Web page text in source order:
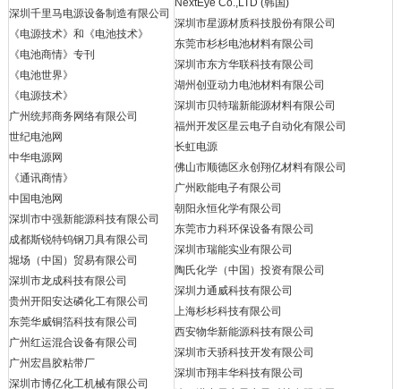
深圳千里马电源设备制造有限公司
《电源技术》和《电池技术》
《电池商情》专刊
《电池世界》
《电源技术》
广州统邦商务网络有限公司
世纪电池网
中华电源网
《通讯商情》
中国电池网
深圳市中强新能源科技有限公司
成都斯锐特钨钢刀具有限公司
堀场（中国）贸易有限公司
深圳市龙成科技有限公司
贵州开阳安达磷化工有限公司
东莞华威铜箔科技有限公司
广州红运混合设备有限公司
广州宏昌胶粘带厂
深圳市博亿化工机械有限公司
深圳市星源材质科技股份有限公司
东莞市杉杉电池材料有限公司
深圳市东方华联科技有限公司
湖州创亚动力电池材料有限公司
深圳市贝特瑞新能源材料有限公司
福州开发区星云电子自动化有限公司
长虹电源
佛山市顺德区永创翔亿材料有限公司
广州欧能电子有限公司
朝阳永恒化学有限公司
东莞市力科环保设备有限公司
深圳市瑞能实业有限公司
陶氏化学（中国）投资有限公司
深圳力通威科技有限公司
上海杉杉科技有限公司
西安物华新能源科技有限公司
深圳市天骄科技开发有限公司
深圳市翔丰华科技有限公司